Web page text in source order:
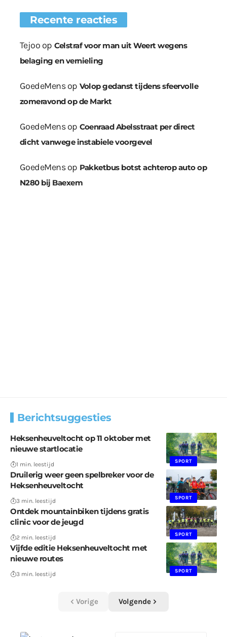
Recente reacties
Tejoo op Celstraf voor man uit Weert wegens
belaging en vernieling
GoedeMensop Volop gedanst tijdens sfeervolle
zomeravond op de Markt
GoedeMensop Coenraad Abelsstraat per direct
dicht vanwege instabiele voorgevel
GoedeMensop Pakketbus botst achterop auto op
N280 bij Baexem
Berichtsuggesties
SPORT
Heksenheuveltocht op 11 oktober met
nieuwe startlocatie
1 min. leestijd
SPORT
Druilerig weer geen spelbreker voor de
Heksenheuveltocht
3 min. leestijd
SPORT
Ontdek mountainbiken tijdens gratis
clinic voor de jeugd
2 min. leestijd
SPORT
Vijfde editie Heksenheuveltocht met
nieuwe routes
3 min. leestijd
Vorige Volgende